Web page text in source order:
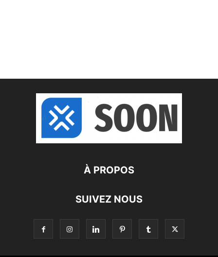
À PROPOS
SUIVEZ NOUS